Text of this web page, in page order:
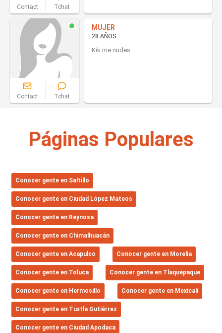
Contact Tchat
Contact Tchat
MUJER
28 AÑOS
Kik me nudes
Páginas Populares
Conocer gente en Saltillo
Conocer gente en Ciudad López Mateos
Conocer gente en Reynosa
Conocer gente en Chimalhuacán
Conocer gente en Acapulco Conocer gente en Morelia
Conocer gente en Toluca Conocer gente en Tlaquepaque
Conocer gente en Hermosillo Conocer gente en Mexicali
Conocer gente en Tuxtla Gutiérrez
Conocer gente en Ciudad Apodaca